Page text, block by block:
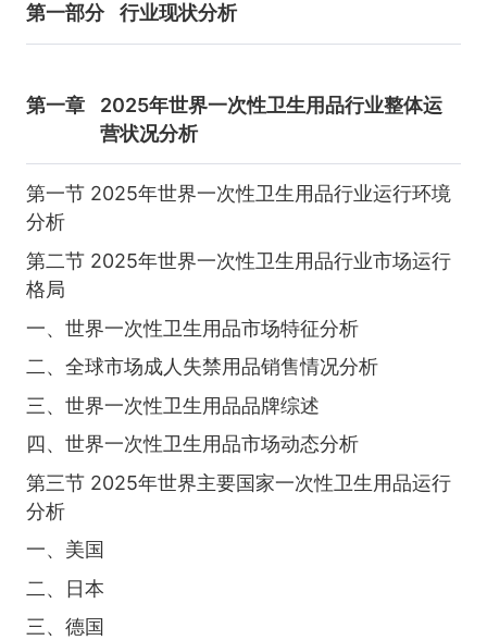
第一部分 行业现状分析
第一章
2025年世界一次性卫生用品行业整体运
营状况分析
第一节 2025年世界一次性卫生用品行业运行环境
分析
第二节 2025年世界一次性卫生用品行业市场运行
格局
一、世界一次性卫生用品市场特征分析
二、全球市场成人失禁用品销售情况分析
三、世界一次性卫生用品品牌综述
四、世界一次性卫生用品市场动态分析
第三节 2025年世界主要国家一次性卫生用品运行
分析
一、美国
二、日本
三、德国